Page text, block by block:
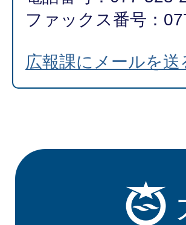
ファックス番号：
広報課にメールを送